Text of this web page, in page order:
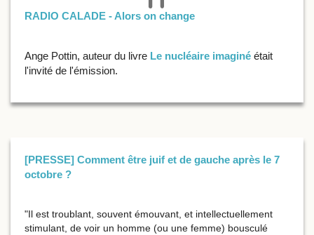
RADIO CALADE - Alors on change
Ange Pottin, auteur du livre Le nucléaire imaginé était
l'invité de l'émission.
[PRESSE] Comment être juif et de gauche après le 7
octobre ?
"Il est troublant, souvent émouvant, et intellectuellement
stimulant, de voir un homme (ou une femme) bousculé